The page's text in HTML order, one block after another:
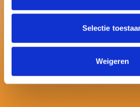
Selectie
Weigeren